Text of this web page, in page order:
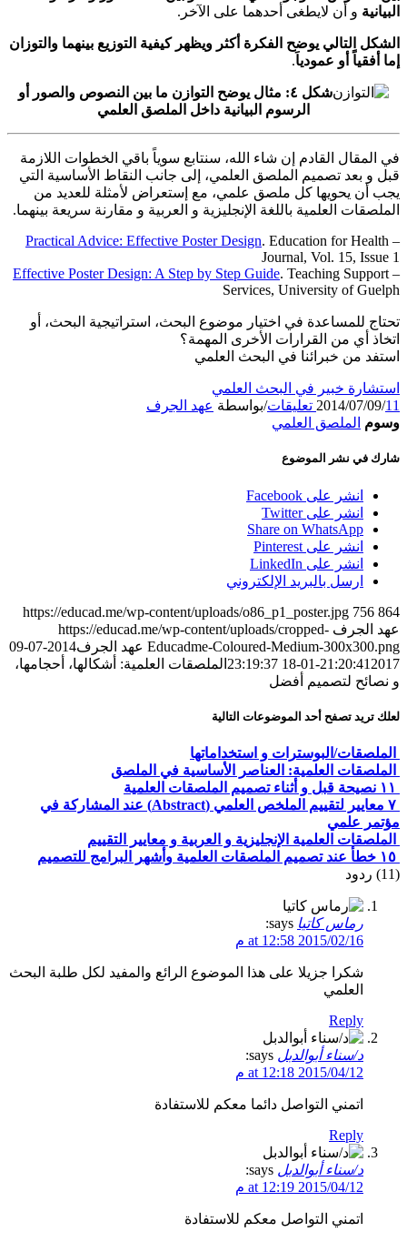
البيانية و أن لايطغى أحدهما على الآخر.
الشكل التالي يوضح الفكرة أكثر ويظهر كيفية التوزيع بينهما والتوزان
إما أفقياً أو عمودياَ.
شكل ٤: مثال يوضح التوازن ما بين النصوص والصور أو
الرسوم البيانية داخل الملصق العلمي
في المقال القادم إن شاء الله، سنتابع سوياً باقي الخطوات اللازمة
قبل و بعد تصميم الملصق العلمي، إلى جانب النقاط الأساسية التي
يجب أن يحويها كل ملصق علمي، مع إستعراض لأمثلة للعديد من
الملصقات العلمية باللغة الإنجليزية و العربية و مقارنة سريعة بينهما.
–
Practical Advice: Effective Poster Design. Education for Health
Journal, Vol. 15, Issue 1
–
Effective Poster Design: A Step by Step Guide. Teaching Support
Services, University of Guelph
تحتاج للمساعدة في اختيار موضوع البحث، استراتيجية البحث، أو
اتخاذ أي من القرارات الأخرى المهمة؟
استفد من خبرائنا في البحث العلمي
استشارة خبير في البحث العلمي
2014/07/09/11 تعليقات /بواسطة عهد الجرف
وسوم الملصق العلمي
شارك في نشر الموضوع
انشر على Facebook
انشر على Twitter
Share on WhatsApp
انشر على Pinterest
انشر على LinkedIn
ارسل بالبريد الإلكتروني
https://educad.me/wp-content/uploads/o86_p1_poster.jpg 756 864
عهد الجرف https://educad.me/wp-content/uploads/cropped-
Educadme-Coloured-Medium-300x300.png عهد الجرف
2014-07-09
21:20:41 2017-01-18 23:19:37
الملصقات العلمية: أشكالها، أحجامها،
و نصائح لتصميم أفضل
لعلك تريد تصفح أحد الموضوعات التالية
الملصقات/البوسترات و استخداماتها
الملصقات العلمية: العناصر الأساسية في الملصق
١١ نصيحة قبل و أثناء تصميم الملصقات العلمية
٧ معايير لتقييم الملخص العلمي (Abstract) عند المشاركة في
مؤتمر علمي
الملصقات العلمية الإنجليزية و العربية و معايير التقييم
١٥ خطأ عند تصميم الملصقات العلمية وأشهر البرامج للتصميم
(11)
ردود
رماس كاتيا says:
2015/02/16 at 12:58 م
شكرا جزيلا على هذا الموضوع الرائع والمفيد لكل طلبة البحث
العلمي
Reply
د/سناء أبوالدبل says:
2015/04/12 at 12:18 م
اتمني التواصل دائما معكم للاستفادة
Reply
د/سناء أبوالدبل says:
2015/04/12 at 12:19 م
اتمني التواصل معكم للاستفادة